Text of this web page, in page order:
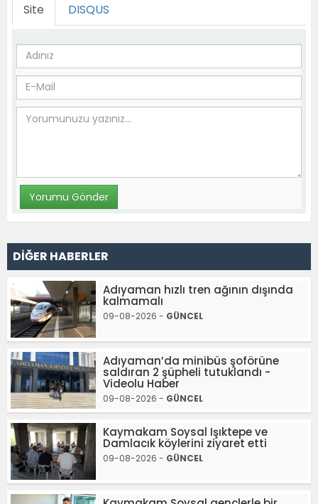
Site DISQUS
DİĞER HABERLER
Adıyaman hızlı tren ağının dışında
kalmamalı
09-08-2026 - GÜNCEL
Adıyaman’da minibüs şoförüne
saldıran 2 şüpheli tutuklandı -
Videolu Haber
09-08-2026 - GÜNCEL
Kaymakam Soysal Işıktepe ve
Damlacık köylerini ziyaret etti
09-08-2026 - GÜNCEL